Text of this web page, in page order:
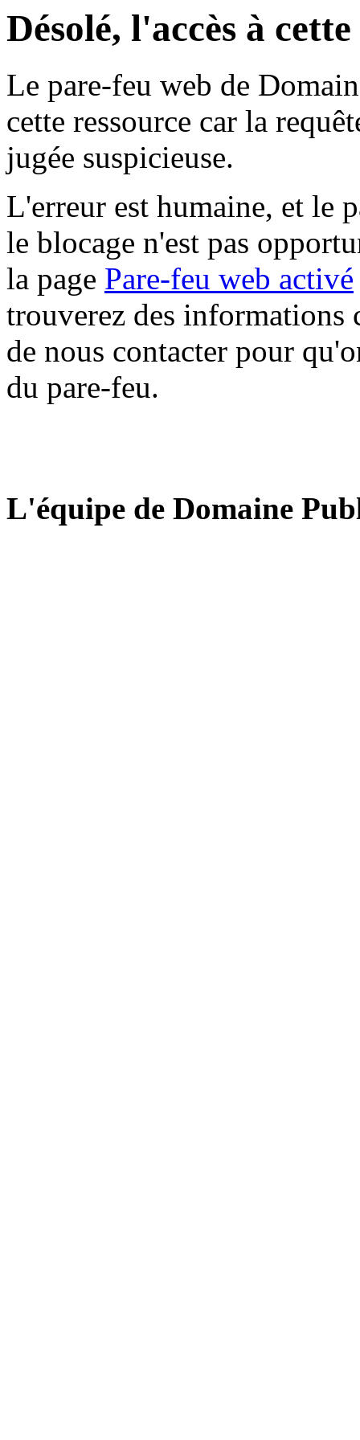
Désolé, l'accès à
Le pare-feu web de
cette ressource car la
jugée suspicieuse.
L'erreur est humaine, et le
le blocage n'est pas
la page Pare-feu web activé
trouverez des informations
de nous contacter pour
du pare-feu.
L'équipe de Domaine